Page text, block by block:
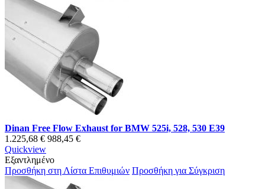
Dinan Free Flow Exhaust for BMW 525i, 528, 530 E39
1.225,68 € 988,45 €
Quickview
Εξαντλημένο
Προσθήκη στη Λίστα Επιθυμιών Προσθήκη για Σύγκριση